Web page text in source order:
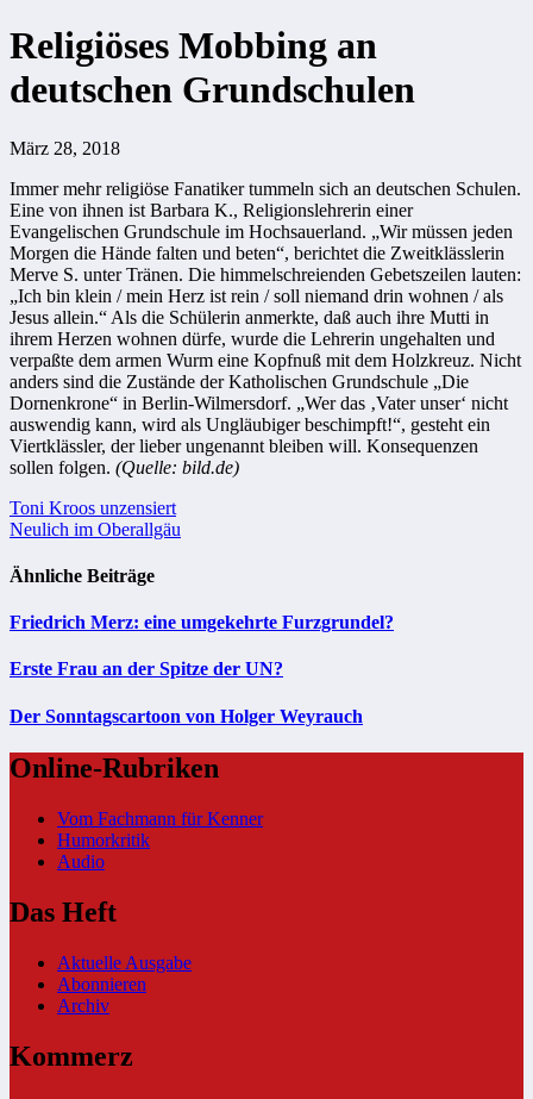
Religiöses Mobbing an
deutschen Grundschulen
März 28, 2018
Immer mehr religiöse Fanatiker tummeln sich an deutschen Schulen.
Eine von ihnen ist Barbara K., Religionslehrerin einer
Evangelischen Grundschule im Hochsauerland. „Wir müssen jeden
Morgen die Hände falten und beten“, berichtet die Zweitklässlerin
Merve S. unter Tränen. Die himmelschreienden Gebetszeilen lauten:
„Ich bin klein / mein Herz ist rein / soll niemand drin wohnen / als
Jesus allein.“ Als die Schülerin anmerkte, daß auch ihre Mutti in
ihrem Herzen wohnen dürfe, wurde die Lehrerin ungehalten und
verpaßte dem armen Wurm eine Kopfnuß mit dem Holzkreuz. Nicht
anders sind die Zustände der Katholischen Grundschule „Die
Dornenkrone“ in Berlin-Wilmersdorf. „Wer das ‚Vater unser‘ nicht
auswendig kann, wird als Ungläubiger beschimpft!“, gesteht ein
Viertklässler, der lieber ungenannt bleiben will. Konsequenzen
sollen folgen. (Quelle: bild.de)
Beitragsnavigation
Toni Kroos unzensiert
Neulich im Oberallgäu
Ähnliche Beiträge
Friedrich Merz: eine umgekehrte Furzgrundel?
Erste Frau an der Spitze der UN?
Der Sonntagscartoon von Holger Weyrauch
Online-Rubriken
Vom Fachmann für Kenner
Humorkritik
Audio
Das Heft
Aktuelle Ausgabe
Abonnieren
Archiv
Kommerz